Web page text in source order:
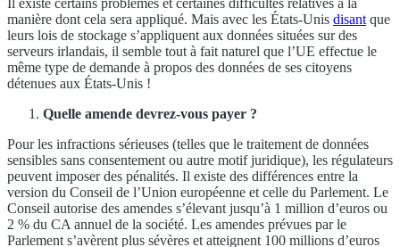
Il existe certains problèmes et certaines difficultés relatives à la
manière dont cela sera appliqué. Mais avec les États-Unis disant que
leurs lois de stockage s’appliquent aux données situées sur des
serveurs irlandais, il semble tout à fait naturel que l’UE effectue le
même type de demande à propos des données de ses citoyens
détenues aux États-Unis !
Quelle amende devrez-vous payer ?
Pour les infractions sérieuses (telles que le traitement de données
sensibles sans consentement ou autre motif juridique), les régulateurs
peuvent imposer des pénalités. Il existe des différences entre la
version du Conseil de l’Union européenne et celle du Parlement. Le
Conseil autorise des amendes s’élevant jusqu’à 1 million d’euros ou
2 % du CA annuel de la société. Les amendes prévues par le
Parlement s’avèrent plus sévères et atteignent 100 millions d’euros